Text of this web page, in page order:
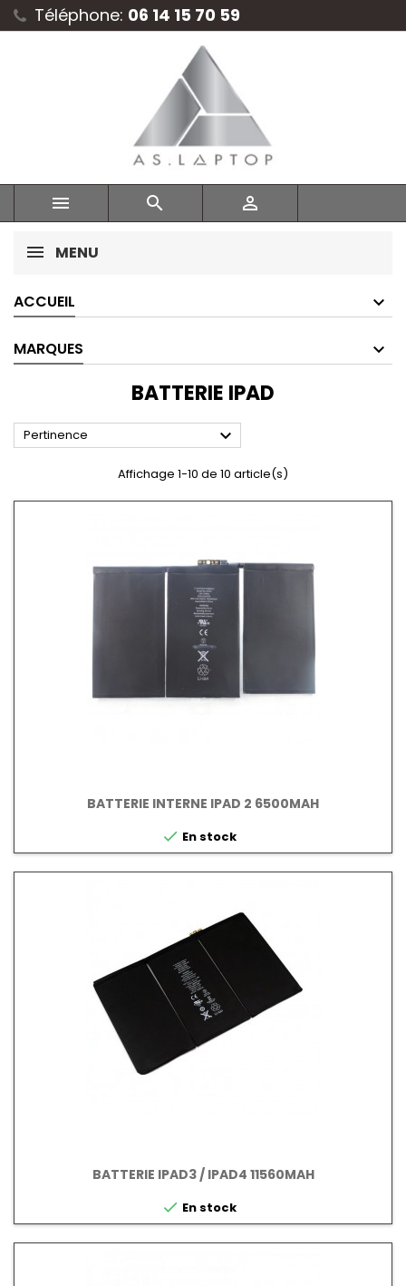
Téléphone: 06 14 15 70 59
  
MENU
ACCUEIL
MARQUES
BATTERIE IPAD
Pertinence 
Affichage 1-10 de 10 article(s)
BATTERIE INTERNE IPAD 2 6500MAH
 En stock
BATTERIE IPAD3 / IPAD4 11560MAH
 En stock